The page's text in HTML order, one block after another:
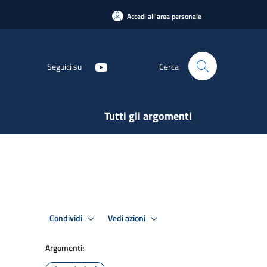
Accedi all'area personale
Seguici su Cerca
Tutti gli argomenti
Condividi Vedi azioni
Argomenti: